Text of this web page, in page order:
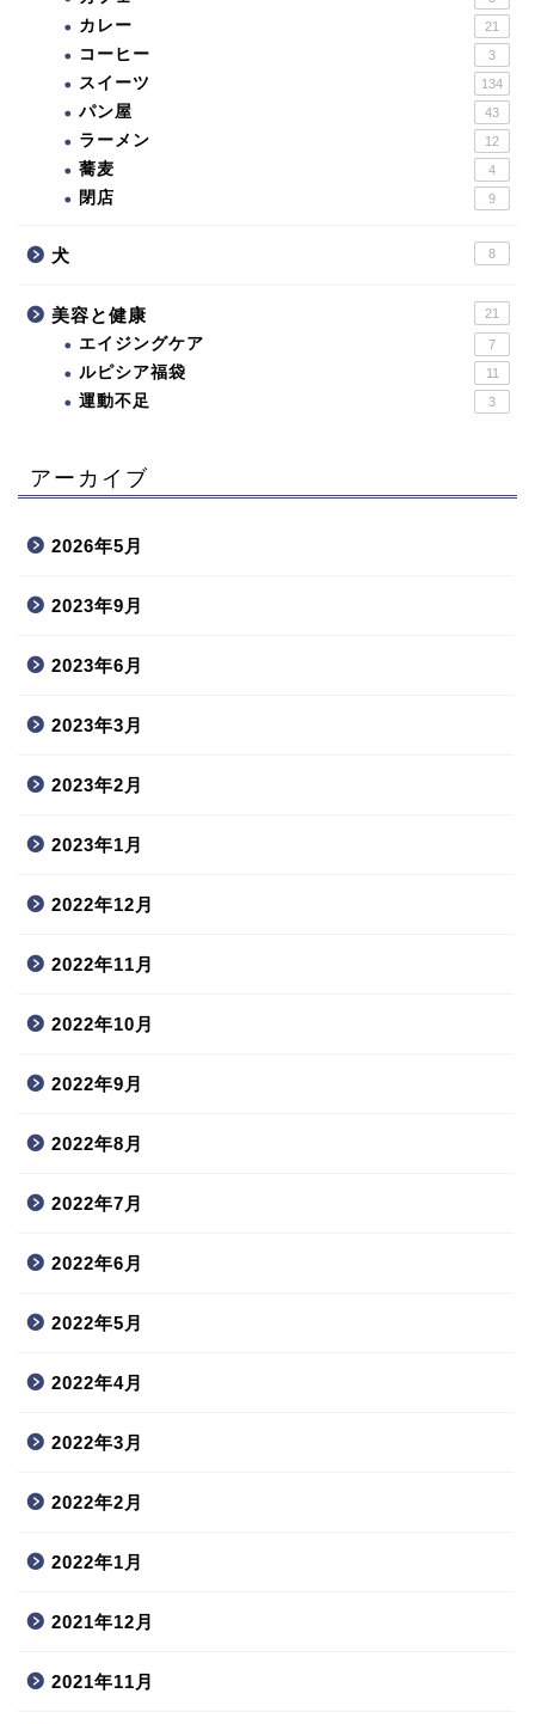
カレー 21
コーヒー 3
スイーツ 134
パン屋 43
ラーメン 12
蕎麦 4
閉店 9
犬 8
美容と健康 21
エイジングケア 7
ルピシア福袋 11
運動不足 3
アーカイブ
2026年5月
2023年9月
2023年6月
2023年3月
2023年2月
2023年1月
2022年12月
2022年11月
2022年10月
2022年9月
2022年8月
2022年7月
2022年6月
2022年5月
2022年4月
2022年3月
2022年2月
2022年1月
2021年12月
2021年11月